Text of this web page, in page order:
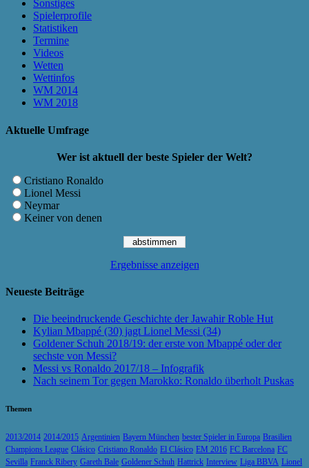
Sonstiges
Spielerprofile
Statistiken
Termine
Videos
Wetten
Wettinfos
WM 2014
WM 2018
Aktuelle Umfrage
Wer ist aktuell der beste Spieler der Welt?
Cristiano Ronaldo
Lionel Messi
Neymar
Keiner von denen
Ergebnisse anzeigen
Neueste Beiträge
Die beeindruckende Geschichte der Jawahir Roble Hut
Kylian Mbappé (30) jagt Lionel Messi (34)
Goldener Schuh 2018/19: der erste von Mbappé oder der
sechste von Messi?
Messi vs Ronaldo 2017/18 – Infografik
Nach seinem Tor gegen Marokko: Ronaldo überholt Puskas
Themen
2013/2014 2014/2015 Argentinien Bayern München bester Spieler in Europa Brasilien
Champions League Clásico Cristiano Ronaldo El Clásico EM 2016 FC Barcelona FC
Sevilla Franck Ribery Gareth Bale Goldener Schuh Hattrick Interview Liga BBVA Lionel